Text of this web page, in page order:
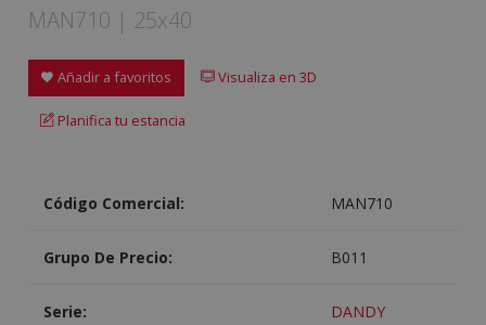
MAN710 | 25x40
Añadir a favoritos Visualiza en 3D
Planifica tu estancia
Código Comercial: MAN710
Grupo De Precio: B011
Serie: DANDY